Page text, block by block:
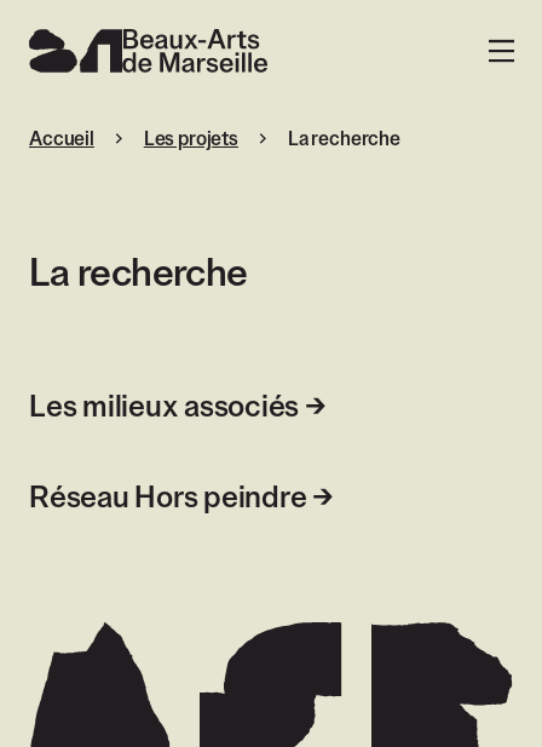
Beaux-Arts de Marseille
MENU
Accueil Les projets La recherche
La recherche
Les milieux associés
Réseau Hors peindre